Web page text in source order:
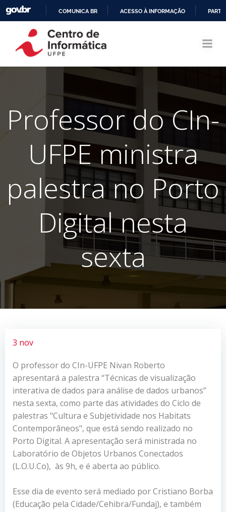
CONTEÚDO
COMUNICA BR ACESSO À INFORMAÇÃO
Professor do CIn-
UFPE ministra
palestra no Porto
Digital nesta
sexta
3 nov
O professor do CIn-UFPE Nivan Roberto
apresentará a palestra “Técnicas de visualização
interativa de dados para análise de dados urbanos”
nesta sexta, como parte das atividades do Ciclo de
palestras "Cultura e Subjetividade nos Habitats
Contemporâneos", que está sendo realizado no
Porto Digital. A apresentação será ministrada no
Laboratório de Objetos Urbanos Conectados
(L.O.U.Co), às 9h, e é aberta ao público.
Esse dia de evento será mediado por Cristiano Borba
(Educação pela Cidade/Cehibra/Fundaj), e também